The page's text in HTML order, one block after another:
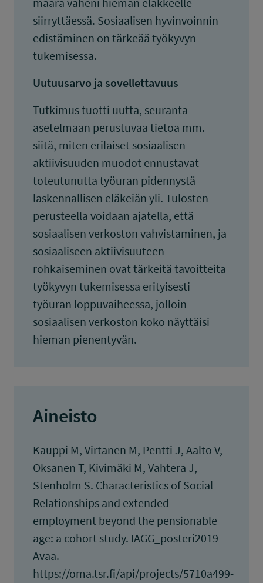
siirryttäessä. Sosiaalisen hyvinvoinnin
edistäminen on tärkeää työkyvyn
tukemisessa.
Uutuusarvo ja sovellettavuus
Tutkimus tuotti uutta, seuranta-
asetelmaan perustuvaa tietoa mm.
siitä, miten erilaiset sosiaalisen
aktiivisuuden muodot ennustavat
toteutunutta työuran pidennystä
laskennallisen eläkeiän yli. Tulosten
perusteella voidaan ajatella, että
sosiaalisen verkoston vahvistaminen, ja
sosiaaliseen aktiivisuuteen
rohkaiseminen ovat tärkeitä tavoitteita
työkyvyn tukemisessa erityisesti
työuran loppuvaiheessa, jolloin
sosiaalisen verkoston koko näyttäisi
hieman pienentyvän.
Aineisto
Kauppi M, Virtanen M, Pentti J, Aalto V,
Oksanen T, Kivimäki M, Vahtera J,
Stenholm S. Characteristics of Social
Relationships and extended
employment beyond the pensionable
age: a cohort study. IAGG_posteri2019
Avaa.
https://oma.tsr.fi/api/projects/5710a499-